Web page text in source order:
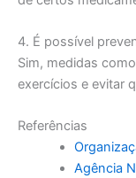
4. É possível
Sim, medidas
exercícios e evitar
Referências
Agência